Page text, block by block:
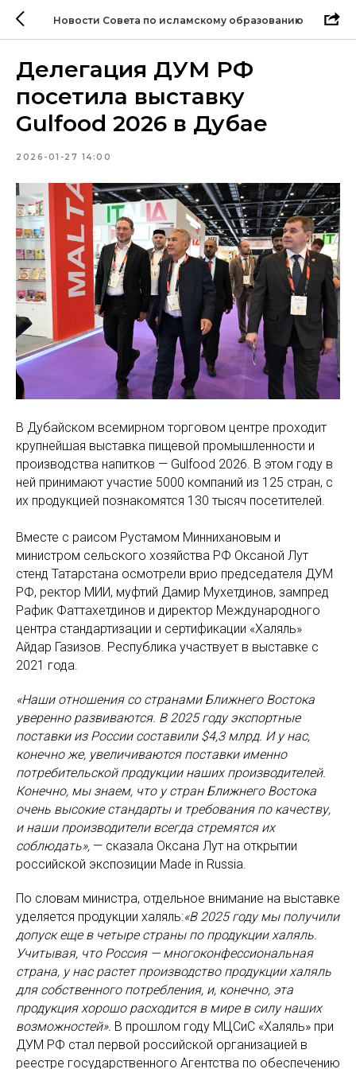
Новости Совета по исламскому образованию
Делегация ДУМ РФ
посетила выставку
Gulfood 2026 в Дубае
2026-01-27 14:00
В Дубайском всемирном торговом центре проходит
крупнейшая выставка пищевой промышленности и
производства напитков — Gulfood 2026. В этом году в
ней принимают участие 5000 компаний из 125 стран, с
их продукцией познакомятся 130 тысяч посетителей.
Вместе с раисом Рустамом Миннихановым и
министром сельского хозяйства РФ Оксаной Лут
стенд Татарстана осмотрели врио председателя ДУМ
РФ, ректор МИИ, муфтий Дамир Мухетдинов, зампред
Рафик Фаттахетдинов и директор Международного
центра стандартизации и сертификации «Халяль»
Айдар Газизов. Республика участвует в выставке с
2021 года.
«Наши отношения со странами Ближнего Востока
уверенно развиваются. В 2025 году экспортные
поставки из России составили $4,3 млрд. И у нас,
конечно же, увеличиваются поставки именно
потребительской продукции наших производителей.
Конечно, мы знаем, что у стран Ближнего Востока
очень высокие стандарты и требования по качеству,
и наши производители всегда стремятся их
соблюдать», — сказала Оксана Лут на открытии
российской экспозиции Made in Russia.
По словам министра, отдельное внимание на выставке
уделяется продукции халяль:«В 2025 году мы получили
допуск еще в четыре страны по продукции халяль.
Учитывая, что Россия — многоконфессиональная
страна, у нас растет производство продукции халяль
для собственного потребления, и, конечно, эта
продукция хорошо расходится в мире в силу наших
возможностей». В прошлом году МЦСиС «Халяль» при
ДУМ РФ стал первой российской организацией в
реестре государственного Агентства по обеспечению